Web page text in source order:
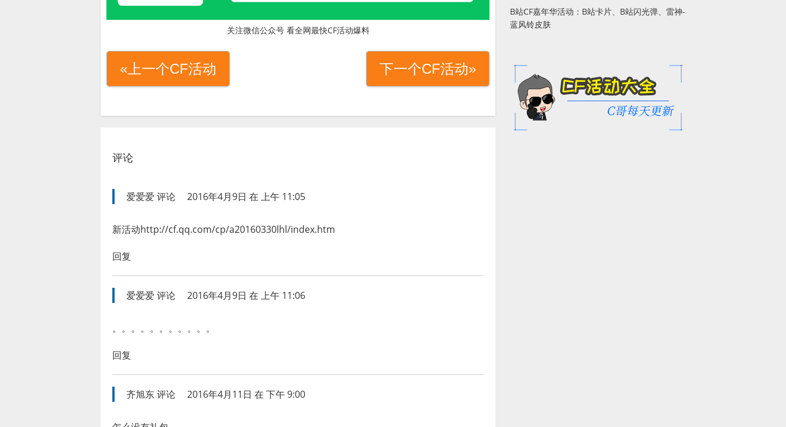
关注微信公众号 看全网最快CF活动爆料
«上一个CF活动 下一个CF活动»
评论
爱爱爱 评论 2016年4月9日 在 上午 11:05
新活动http://cf.qq.com/cp/a20160330lhl/index.htm
回复
爱爱爱 评论 2016年4月9日 在 上午 11:06
。。。。。。。。。。。
回复
齐旭东评论 2016年4月11日 在 下午 9:00
B站CF嘉年华活动：B站卡片、B站闪光弹、雷神-
蓝风铃皮肤